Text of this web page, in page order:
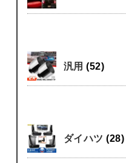
汎用(52)
ダイハツ(28)